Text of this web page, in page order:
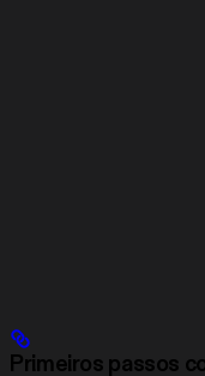
Primeiros passos